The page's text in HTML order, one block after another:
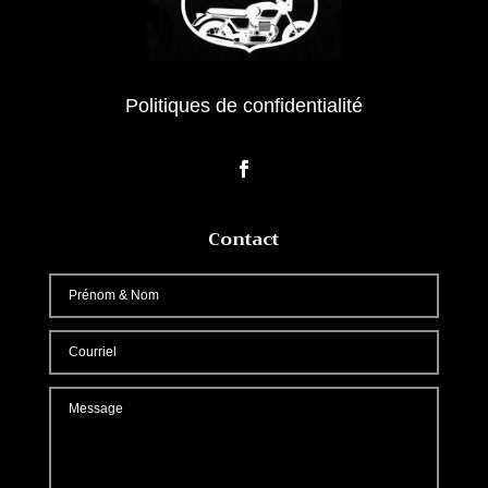
Politiques de confidentialité
Contact